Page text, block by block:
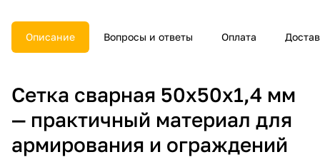
ограждений и армирования.
Узнайте больше на нашем сайте
и сделайте ваш проект
Описание Вопросы и ответы Оплата
Сетка сварная 50х50х1,4 мм
— практичный материал для
армирования и ограждений